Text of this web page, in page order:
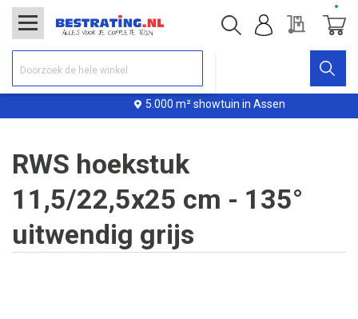
5.000 m² showtuin in Assen
Offerte
RWS hoekstuk
11,5/22,5x25 cm - 135°
uitwendig grijs